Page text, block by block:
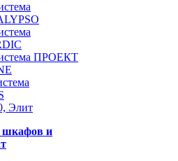
ПРОЕКТ
шкафов и